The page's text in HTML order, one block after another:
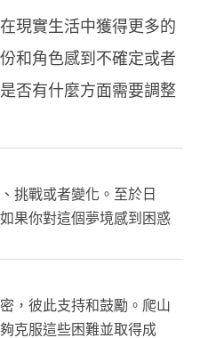
現實生活中獲得更多的
和角色感到不確定或者
否有什麼方面需要調整
挑戰或者變化。至於日
果你對這個夢境感到困惑
，彼此支持和鼓勵。爬山
克服這些困難並取得成